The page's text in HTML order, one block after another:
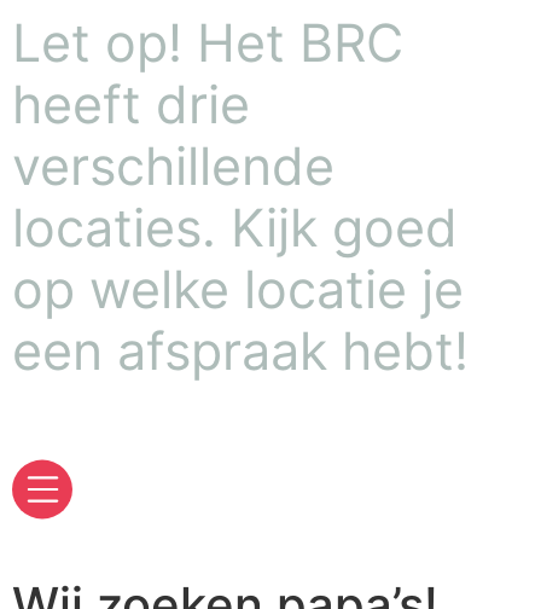
Let op! Het BRC
heeft drie
verschillende
locaties. Kijk goed
op welke locatie je
een afspraak hebt!